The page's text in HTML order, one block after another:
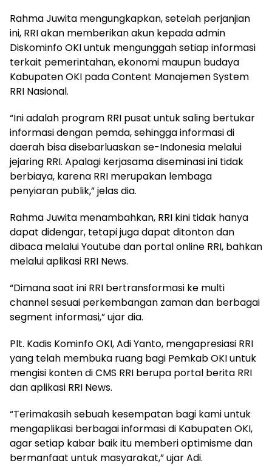
Rahma Juwita mengungkapkan, setelah perjanjian
ini, RRI akan memberikan akun kepada admin
Diskominfo OKI untuk mengunggah setiap informasi
terkait pemerintahan, ekonomi maupun budaya
Kabupaten OKI pada Content Manajemen System
RRI Nasional.
“Ini adalah program RRI pusat untuk saling bertukar
informasi dengan pemda, sehingga informasi di
daerah bisa disebarluaskan se-Indonesia melalui
jejaring RRI. Apalagi kerjasama diseminasi ini tidak
berbiaya, karena RRI merupakan lembaga
penyiaran publik,” jelas dia.
Rahma Juwita menambahkan, RRI kini tidak hanya
dapat didengar, tetapi juga dapat ditonton dan
dibaca melalui Youtube dan portal online RRI, bahkan
melalui aplikasi RRI News.
“Dimana saat ini RRI bertransformasi ke multi
channel sesuai perkembangan zaman dan berbagai
segment informasi,” ujar dia.
Plt. Kadis Kominfo OKI, Adi Yanto, mengapresiasi RRI
yang telah membuka ruang bagi Pemkab OKI untuk
mengisi konten di CMS RRI berupa portal berita RRI
dan aplikasi RRI News.
“Terimakasih sebuah kesempatan bagi kami untuk
mengaplikasi berbagai informasi di Kabupaten OKI,
agar setiap kabar baik itu memberi optimisme dan
bermanfaat untuk masyarakat,” ujar Adi.